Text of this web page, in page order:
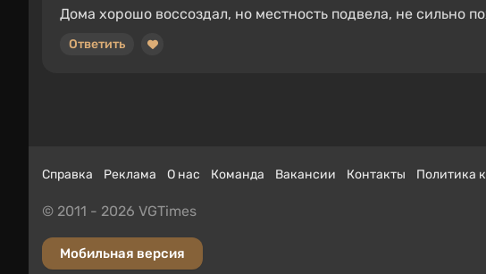
Дома хорошо воссоздал, но местность подвела, не сильно
Ответить
Справка Реклама О нас Команда Вакансии Контакты Политика
© 2011 - 2026 VGTimes
Мобильная версия